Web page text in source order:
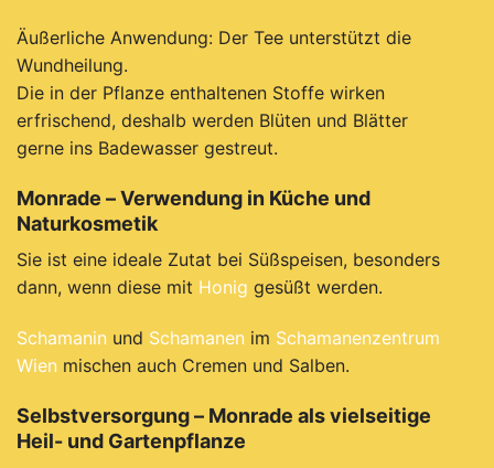
Äußerliche Anwendung: Der Tee unterstützt die
Wundheilung.
Die in der Pflanze enthaltenen Stoffe wirken
erfrischend, deshalb werden Blüten und Blätter
gerne ins Badewasser gestreut.
Monrade – Verwendung in Küche und
Naturkosmetik
Sie ist eine ideale Zutat bei Süßspeisen, besonders
dann, wenn diese mit Honig gesüßt werden.
Schamanin und Schamanen im Schamanenzentrum
Wien mischen auch Cremen und Salben.
Selbstversorgung – Monrade als vielseitige
Heil- und Gartenpflanze